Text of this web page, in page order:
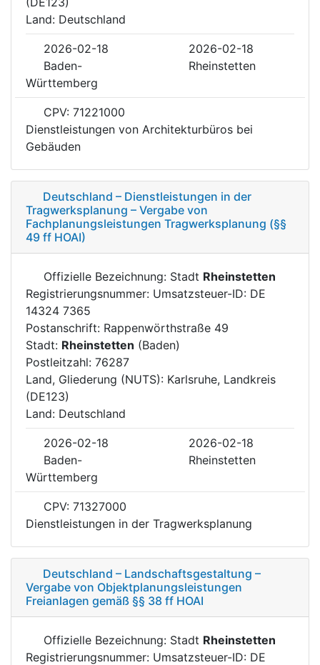
Land: Deutschland
2026-02-18
2026-02-18
Baden-
Württemberg
Rheinstetten
CPV: 71221000
Dienstleistungen von Architekturbüros bei
Gebäuden
Deutschland – Dienstleistungen in der
Tragwerksplanung – Vergabe von
Fachplanungsleistungen Tragwerksplanung (§§
49 ff HOAI)
Offizielle Bezeichnung: Stadt Rheinstetten
Registrierungsnummer: Umsatzsteuer-ID: DE
14324 7365
Postanschrift: Rappenwörthstraße 49
Stadt: Rheinstetten (Baden)
Postleitzahl: 76287
Land, Gliederung (NUTS): Karlsruhe, Landkreis
(DE123)
Land: Deutschland
2026-02-18
2026-02-18
Baden-
Württemberg
Rheinstetten
CPV: 71327000
Dienstleistungen in der Tragwerksplanung
Deutschland – Landschaftsgestaltung –
Vergabe von Objektplanungsleistungen
Freianlagen gemäß §§ 38 ff HOAI
Offizielle Bezeichnung: Stadt Rheinstetten
Registrierungsnummer: Umsatzsteuer-ID: DE